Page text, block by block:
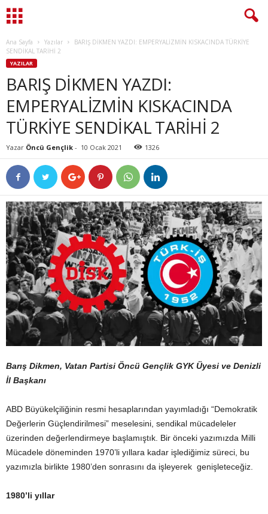
Ana Sayfa Yazılar
BARIŞ DİKMEN YAZDI: EMPERYALİZMİN KISKACINDA TÜRKİYE
SENDİKAL TARİHİ 2
YAZILAR
BARIŞ DİKMEN YAZDI:
EMPERYALİZMİN KISKACINDA
TÜRKİYE SENDİKAL TARİHİ 2
Yazar Öncü Gençlik - 10 Ocak 2021 1326
Barış Dikmen, Vatan Partisi Öncü Gençlik GYK Üyesi ve Denizli
İl Başkanı
ABD Büyükelçiliğinin resmi hesaplarından yayımladığı “Demokratik
Değerlerin Güçlendirilmesi” meselesini, sendikal mücadeleler
üzerinden değerlendirmeye başlamıştık. Bir önceki yazımızda Milli
Mücadele döneminden 1970’li yıllara kadar işlediğimiz süreci, bu
yazımızla birlikte 1980’den sonrasını da işleyerek genişleteceğiz.
1980’li yıllar